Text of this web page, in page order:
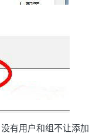
有用户和组不让添